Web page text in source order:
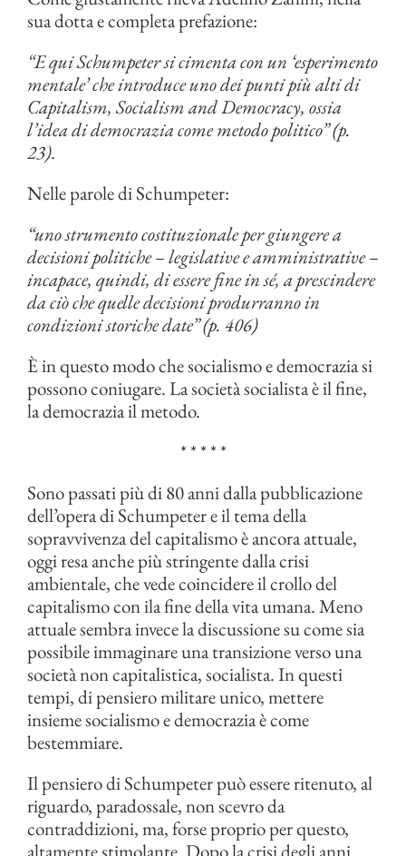
sua dotta e completa prefazione:
“E qui Schumpeter si cimenta con un ‘esperimento
mentale’ che introduce uno dei punti più alti di
Capitalism, Socialism and Democracy, ossia
l’idea di democrazia come metodo politico” (p.
23).
Nelle parole di Schumpeter:
“uno strumento costituzionale per giungere a
decisioni politiche – legislative e amministrative –
incapace, quindi, di essere fine in sé, a prescindere
da ciò che quelle decisioni produrranno in
condizioni storiche date” (p. 406)
È in questo modo che socialismo e democrazia si
possono coniugare. La società socialista è il fine,
la democrazia il metodo.
* * * * *
Sono passati più di 80 anni dalla pubblicazione
dell’opera di Schumpeter e il tema della
sopravvivenza del capitalismo è ancora attuale,
oggi resa anche più stringente dalla crisi
ambientale, che vede coincidere il crollo del
capitalismo con ila fine della vita umana. Meno
attuale sembra invece la discussione su come sia
possibile immaginare una transizione verso una
società non capitalistica, socialista. In questi
tempi, di pensiero militare unico, mettere
insieme socialismo e democrazia è come
bestemmiare.
Il pensiero di Schumpeter può essere ritenuto, al
riguardo, paradossale, non scevro da
contraddizioni, ma, forse proprio per questo,